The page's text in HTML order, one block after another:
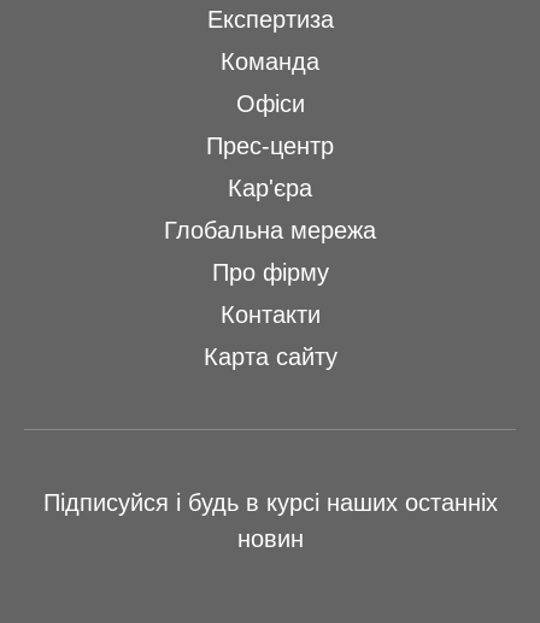
Експертиза
Команда
Офіси
Прес-центр
Кар'єра
Глобальна мережа
Про фірму
Контакти
Карта сайту
Підписуйся і будь в курсі наших останніх
новин